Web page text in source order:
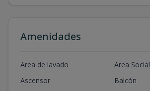
Amenidades
Area de lavado
Area Social
Ascensor
Balcón